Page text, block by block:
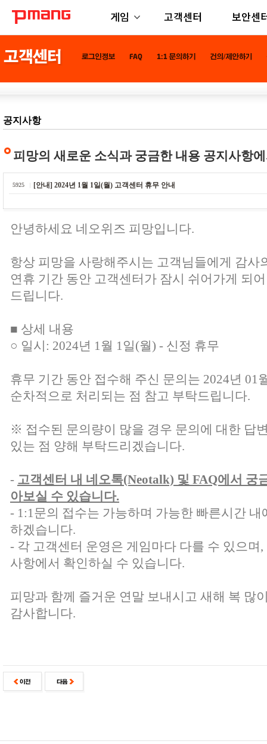
게임 고객센터 보안센
공지사항
피망의 새로운 소식과 궁금한 내용 공지사항
5925 [안내] 2024년 1월 1일(월) 고객센터 휴무 안내
안녕하세요 네오위즈 피망입니다.
항상 피망을 사랑해주시는 고객님들에게 감사
연휴 기간 동안 고객센터가 잠시 쉬어가게 되
드립니다.
■ 상세 내용
○ 일시: 2024년 1월 1일(월) - 신정 휴무
휴무 기간 동안 접수해 주신 문의는 2024년 01
순차적으로 처리되는 점 참고 부탁드립니다.
※ 접수된 문의량이 많을 경우 문의에 대한 답
있는 점 양해 부탁드리겠습니다.
- 고객센터 내 네오톡(Neotalk) 및 FAQ에서 궁
아보실 수 있습니다.
- 1:1문의 접수는 가능하며 가능한 빠른시간
하겠습니다.
- 각 고객센터 운영은 게임마다 다를 수 있으며
사항에서 확인하실 수 있습니다.
피망과 함께 즐거운 연말 보내시고 새해 복 많
감사합니다.